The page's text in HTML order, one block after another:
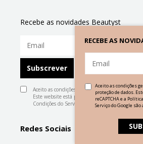
Recebe as novidades Beautyst
Aceito as condições gerais. Consulta a nossa
Este website está protegido pelo reCAPTCHA e
Condições do Serviço
do Google são aplicáveis.
Redes Sociais
RECEBE AS
Aceito as condições
proteção de dados.
reCAPTCHA e a
Serviçodo Google são